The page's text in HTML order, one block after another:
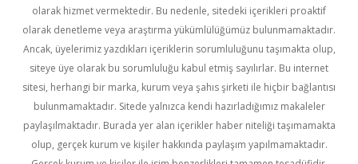
olarak hizmet vermektedir. Bu nedenle, sitedeki içerikleri proaktif
olarak denetleme veya araştırma yükümlülüğümüz bulunmamaktadır.
Ancak, üyelerimiz yazdıkları içeriklerin sorumluluğunu taşımakta olup,
siteye üye olarak bu sorumluluğu kabul etmiş sayılırlar. Bu internet
sitesi, herhangi bir marka, kurum veya şahıs şirketi ile hiçbir bağlantısı
bulunmamaktadır. Sitede yalnızca kendi hazırladığımız makaleler
paylaşılmaktadır. Burada yer alan içerikler haber niteliği taşımamakta
olup, gerçek kurum ve kişiler hakkında paylaşım yapılmamaktadır.